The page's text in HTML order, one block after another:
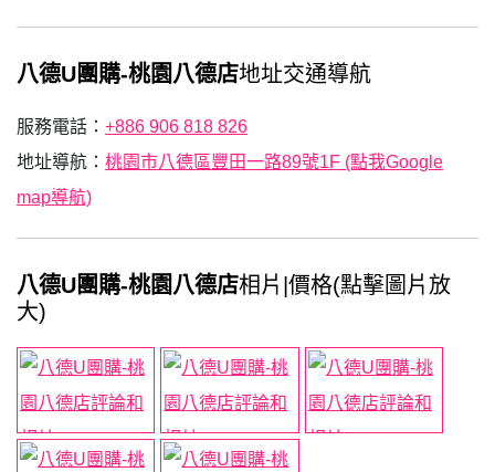
八德U團購-桃園八德店地址交通導航
服務電話： +886 906 818 826
地址導航： 桃園市八德區豐田一路89號1F (點我Google
map導航)
八德U團購-桃園八德店相片|價格(點擊圖片放
大)